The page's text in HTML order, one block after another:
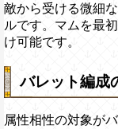
敵から受ける微細
ルです。マムを最
け可能です。
バレット編成
属性相性の対象が